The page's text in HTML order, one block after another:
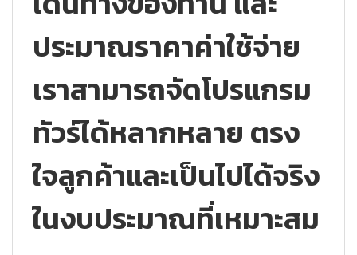
ประมาณราคาค่าใช้จ่าย
เราสามารถจัดโปรแกรม
ทัวร์ได้หลากหลาย ตรง
ใจลูกค้าและเป็นไปได้จริง
ในงบประมาณที่เหมาะสม